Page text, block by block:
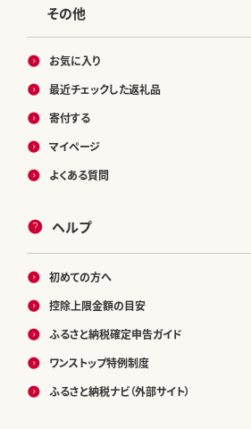
その他
お気に入り
最近チェックした返礼品
寄付する
マイページ
よくある質問
ヘルプ
初めての方へ
控除上限金額の目安
ふるさと納税確定申告ガイド
ワンストップ特例制度
ふるさと納税ナビ（外部サイト）